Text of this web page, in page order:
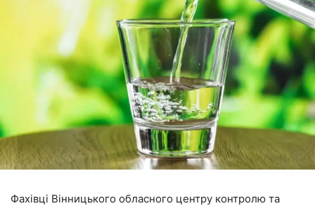
Фахівці Вінницького обласного центру контролю та